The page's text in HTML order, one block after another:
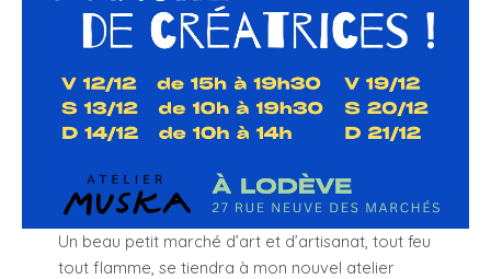
Un beau petit marché d’art et d’artisanat, tout feu
tout flamme, se tiendra à mon nouvel atelier